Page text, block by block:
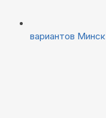
вариантов Минск